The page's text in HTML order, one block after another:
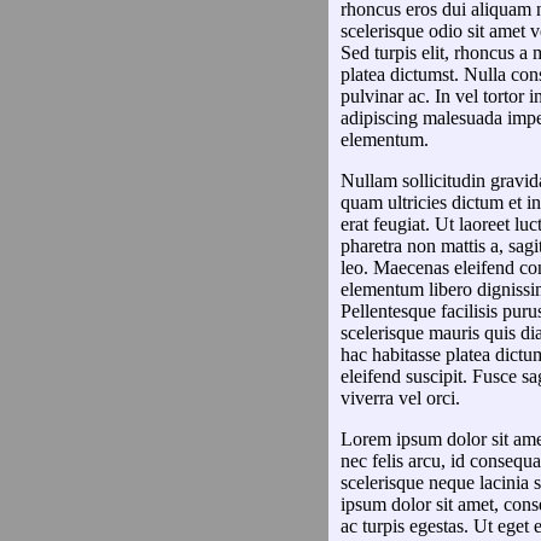
rhoncus eros dui
scelerisque odio sit amet
Sed turpis elit, rhoncus a
platea dictumst. Nulla
pulvinar ac. In vel tortor
adipiscing malesuada
elementum.
Nullam sollicitudin
quam ultricies dictum et
erat feugiat. Ut laoreet
pharetra non mattis a,
leo. Maecenas eleifend
elementum libero
Pellentesque facilisis
scelerisque mauris quis
hac habitasse platea
eleifend suscipit. Fusce
viverra vel orci.
Lorem ipsum dolor sit
nec felis arcu, id
scelerisque neque lacinia
ipsum dolor sit amet,
ac turpis egestas. Ut eget